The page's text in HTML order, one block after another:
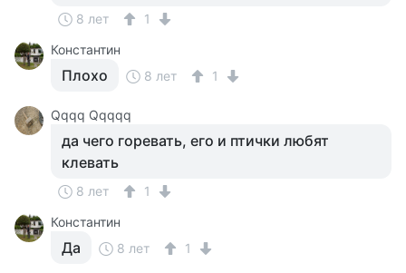
8 лет
1
Константин
Плохо 8 лет 1
Qqqq Qqqqq
да чего горевать, его и птички любят
клевать
8 лет
1
Константин
Да 8 лет 1